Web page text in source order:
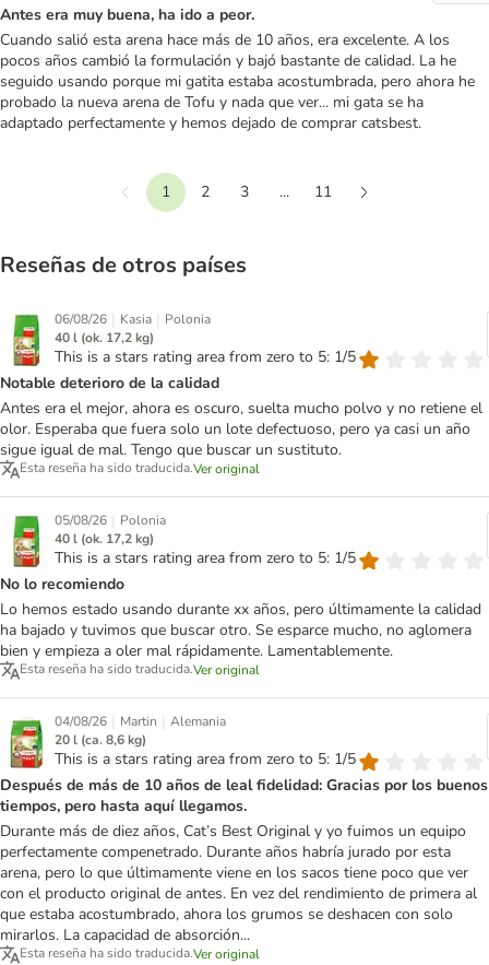
Antes era muy buena, ha ido a peor.
Cuando salió esta arena hace más de 10 años, era excelente. A los
pocos años cambió la formulación y bajó bastante de calidad. La he
seguido usando porque mi gatita estaba acostumbrada, pero ahora he
probado la nueva arena de Tofu y nada que ver... mi gata se ha
adaptado perfectamente y hemos dejado de comprar catsbest.
Anterior
1 2 3 ...
11
Reseñas de otros países
06/08/26 | Kasia | Polonia
40 l (ok. 17,2 kg)
This is a stars rating area from zero to 5: 1/5
Notable deterioro de la calidad
Antes era el mejor, ahora es oscuro, suelta mucho polvo y no retiene el
olor. Esperaba que fuera solo un lote defectuoso, pero ya casi un año
sigue igual de mal. Tengo que buscar un sustituto.
Esta reseña ha sido traducida.Ver original
05/08/26 | Polonia
40 l (ok. 17,2 kg)
This is a stars rating area from zero to 5: 1/5
No lo recomiendo
Lo hemos estado usando durante xx años, pero últimamente la calidad
ha bajado y tuvimos que buscar otro. Se esparce mucho, no aglomera
bien y empieza a oler mal rápidamente. Lamentablemente.
Esta reseña ha sido traducida.Ver original
04/08/26 | Martin | Alemania
20 l (ca. 8,6 kg)
This is a stars rating area from zero to 5: 1/5
Después de más de 10 años de leal fidelidad: Gracias por los buenos
tiempos, pero hasta aquí llegamos.
Durante más de diez años, Cat’s Best Original y yo fuimos un equipo
perfectamente compenetrado. Durante años habría jurado por esta
arena, pero lo que últimamente viene en los sacos tiene poco que ver
con el producto original de antes. En vez del rendimiento de primera al
que estaba acostumbrado, ahora los grumos se deshacen con solo
mirarlos. La capacidad de absorción...
Esta reseña ha sido traducida.Ver original